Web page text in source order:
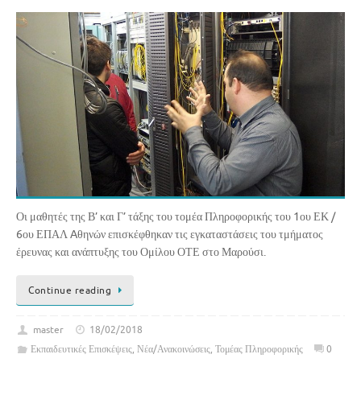
Οι μαθητές της Β’ και Γ’ τάξης του τομέα Πληροφορικής του 1ου ΕΚ /
6ου ΕΠΑΛ Aθηνών επισκέφθηκαν τις εγκαταστάσεις του τμήματος
έρευνας και ανάπτυξης του Ομίλου ΟΤΕ στο Μαρούσι.
Continue reading
master
18/02/2018
Εκπαιδευτικές Επισκέψεις, Νέα/Ανακοινώσεις, Τομέας Πληροφορικής 0